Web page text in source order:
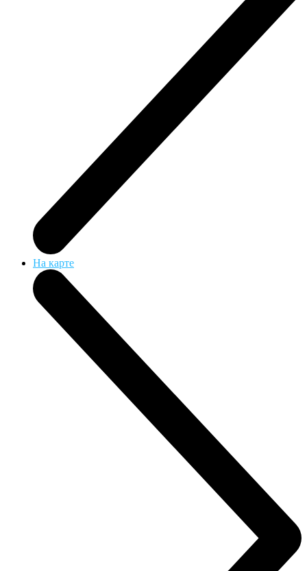
На карте